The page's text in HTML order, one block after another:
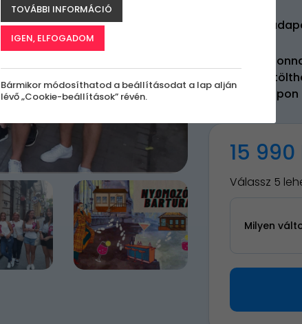
kupon
15
Válassz 5
Milyen
TOVÁBBI INFORMÁCIÓ
IGEN, ELFOGADOM
Bármikor módosíthatod a beállításodat a lap alján
lévő „Cookie-beállítások” révén.